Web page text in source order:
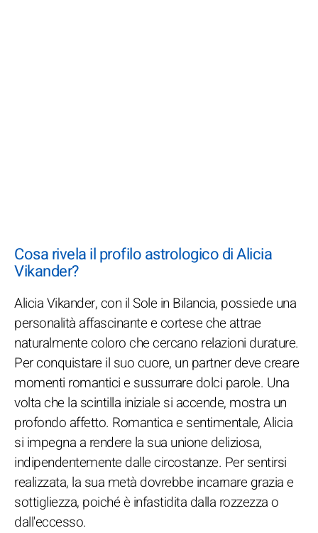
Cosa rivela il profilo astrologico di Alicia
Vikander?
Alicia Vikander, con il Sole in Bilancia, possiede una
personalità affascinante e cortese che attrae
naturalmente coloro che cercano relazioni durature.
Per conquistare il suo cuore, un partner deve creare
momenti romantici e sussurrare dolci parole. Una
volta che la scintilla iniziale si accende, mostra un
profondo affetto. Romantica e sentimentale, Alicia
si impegna a rendere la sua unione deliziosa,
indipendentemente dalle circostanze. Per sentirsi
realizzata, la sua metà dovrebbe incarnare grazia e
sottigliezza, poiché è infastidita dalla rozzezza o
dall'eccesso.